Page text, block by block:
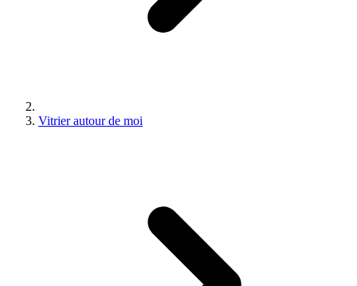
Vitrier autour de moi